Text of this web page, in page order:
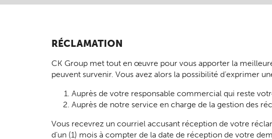
RÉCLAMATION
CK Group met tout en œuvre pour vous apporter la
peuvent survenir. Vous avez alors la possibilité d’exprimer
Auprès de votre responsable commercial qui reste
Auprès de notre service en charge de la gestion des
Vous recevrez un courriel accusant réception de votre
d’un (1) mois à compter de la date de réception de votre